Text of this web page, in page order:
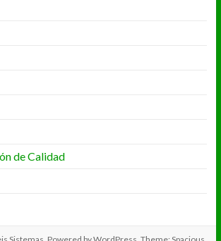
de Calidad